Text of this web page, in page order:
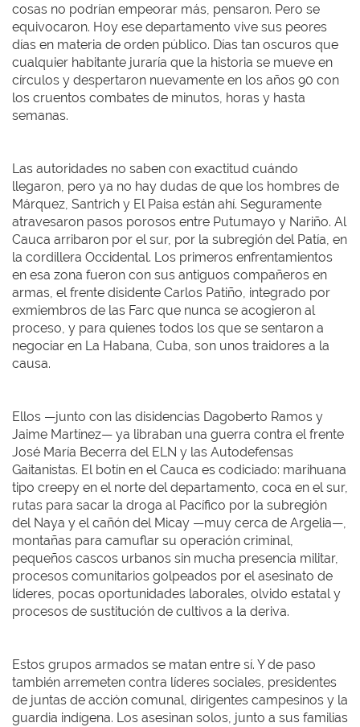
cosas no podrían empeorar más, pensaron. Pero se
equivocaron. Hoy ese departamento vive sus peores
días en materia de orden público. Días tan oscuros que
cualquier habitante juraría que la historia se mueve en
círculos y despertaron nuevamente en los años 90 con
los cruentos combates de minutos, horas y hasta
semanas.
Las autoridades no saben con exactitud cuándo
llegaron, pero ya no hay dudas de que los hombres de
Márquez, Santrich y El Paisa están ahí. Seguramente
atravesaron pasos porosos entre Putumayo y Nariño. Al
Cauca arribaron por el sur, por la subregión del Patía, en
la cordillera Occidental. Los primeros enfrentamientos
en esa zona fueron con sus antiguos compañeros en
armas, el frente disidente Carlos Patiño, integrado por
exmiembros de las Farc que nunca se acogieron al
proceso, y para quienes todos los que se sentaron a
negociar en La Habana, Cuba, son unos traidores a la
causa.
Ellos —junto con las disidencias Dagoberto Ramos y
Jaime Martínez— ya libraban una guerra contra el frente
José María Becerra del ELN y las Autodefensas
Gaitanistas. El botín en el Cauca es codiciado: marihuana
tipo creepy en el norte del departamento, coca en el sur,
rutas para sacar la droga al Pacífico por la subregión
del Naya y el cañón del Micay —muy cerca de Argelia—,
montañas para camuflar su operación criminal,
pequeños cascos urbanos sin mucha presencia militar,
procesos comunitarios golpeados por el asesinato de
líderes, pocas oportunidades laborales, olvido estatal y
procesos de sustitución de cultivos a la deriva.
Estos grupos armados se matan entre sí. Y de paso
también arremeten contra líderes sociales, presidentes
de juntas de acción comunal, dirigentes campesinos y la
guardia indígena. Los asesinan solos, junto a sus familias